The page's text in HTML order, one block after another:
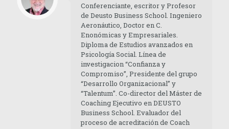
Conferenciante, escritor y Profesor
de Deusto Business School. Ingeniero
Aeronáutico, Doctor en C.
Enonómicas y Empresariales.
Diploma de Estudios avanzados en
Psicología Social. Línea de
investigacion “Confianza y
Compromiso”, Presidente del grupo
“Desarrollo Organizacional” y
“Talentum”. Co-director del Máster de
Coaching Ejecutivo en DEUSTO
Business School. Evaluador del
proceso de acreditación de Coach